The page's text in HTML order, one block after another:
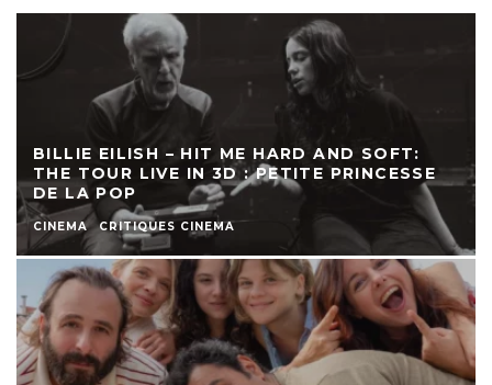
BILLIE EILISH – HIT ME HARD AND SOFT:
THE TOUR LIVE IN 3D : PETITE PRINCESSE
DE LA POP
CINEMA CRITIQUES CINEMA